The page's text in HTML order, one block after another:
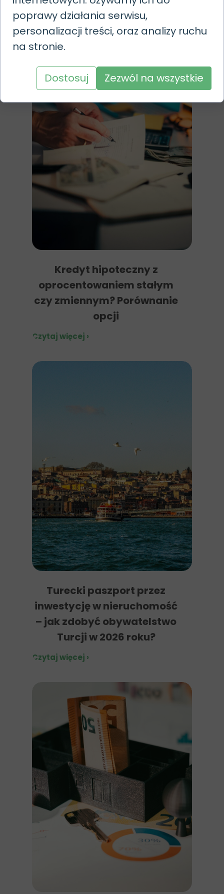
Czytaj więcej ›
Kredyt hipoteczny z
oprocentowaniem stałym
czy zmiennym? Porównanie
opcji
Czytaj więcej ›
Turecki paszport przez
inwestycję w nieruchomość
– jak zdobyć obywatelstwo
Turcji w 2026 roku?
Czytaj więcej ›
poprawy działania serwisu,
personalizacji treści, oraz analizy ruchu
na stronie.
Dostosuj Zezwól na wszystkie